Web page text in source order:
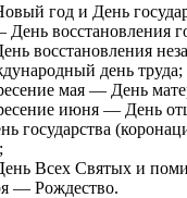
год и День
восстановления
восстановления
день труда;
мая — День
июня — День
государства
Всех Святых и
— Рождество.